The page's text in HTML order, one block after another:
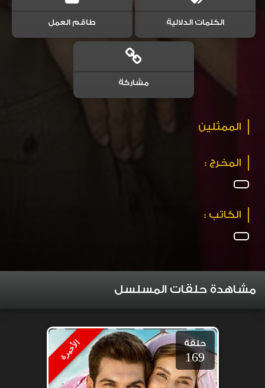
الكلمات الدلالية طاقم العمل
مشاركة
الممثلين
المخرج :
الكاتب :
مشاهدة حلقات المسلسل
الأخيرة حلقة
169